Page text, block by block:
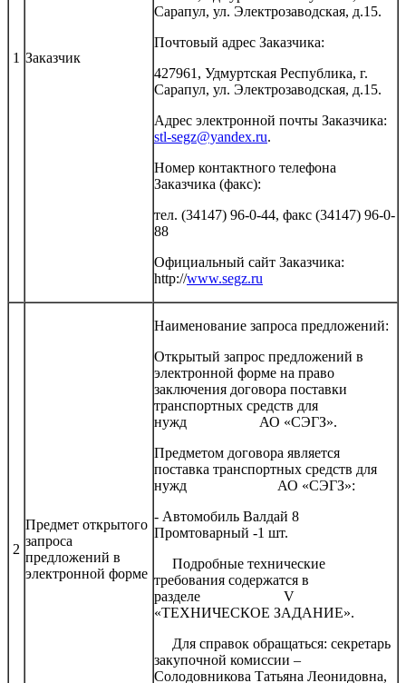
1 Заказчик
Сарапул, ул. Электрозаводская, д.15.
Почтовый адрес Заказчика:
427961, Удмуртская Республика, г.
Сарапул, ул. Электрозаводская, д.15.
Адрес электронной почты Заказчика:
stl-segz@yandex.ru.
Номер контактного телефона
Заказчика (факс):
тел. (34147) 96-0-44, факс (34147) 96-0-
88
Официальный сайт Заказчика:
http://www.segz.ru
2
Предмет открытого
запроса
предложений в
электронной форме
Наименование запроса предложений:
Открытый запрос предложений в
электронной форме на право
заключения договора поставки
транспортных средств для
нужд АО «СЭГЗ».
Предметом договора является
поставка транспортных средств для
нужд АО «СЭГЗ»:
- Автомобиль Валдай 8
Промтоварный -1 шт.
Подробные технические
требования содержатся в
разделе V
«ТЕХНИЧЕСКОЕ ЗАДАНИЕ».
Для справок обращаться: секретарь
закупочной комиссии –
Солодовникова Татьяна Леонидовна,